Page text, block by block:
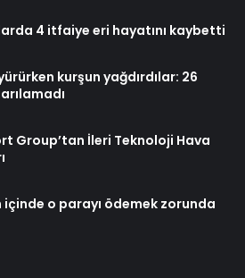
4 itfaiye eri hayatını kaybetti
kurşun yağdırdılar: 26
Group’tan İleri Teknoloji Hava
o parayı ödemek zorunda